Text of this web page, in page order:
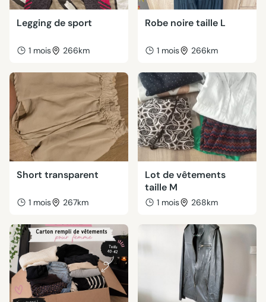
Legging de sport
1 mois 266km
Robe noire taille L
1 mois 266km
Short transparent
1 mois 267km
Lot de vêtements
taille M
1 mois 268km